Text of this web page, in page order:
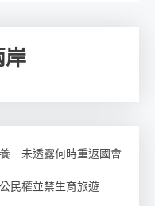
岸
未透露何時重返國會
民權並禁生育旅遊